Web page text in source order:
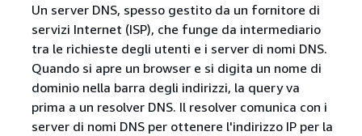
Un server DNS, spesso gestito da un fornitore di
servizi Internet (ISP), che funge da intermediario
tra le richieste degli utenti e i server di nomi DNS.
Quando si apre un browser e si digita un nome di
dominio nella barra degli indirizzi, la query va
prima a un resolver DNS. Il resolver comunica con i
server di nomi DNS per ottenere l'indirizzo IP per la